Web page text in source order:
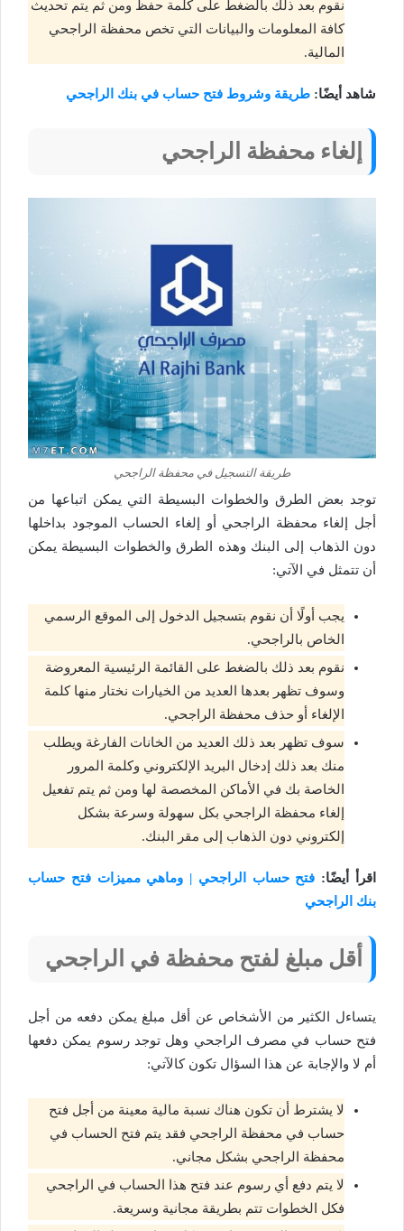
نقوم بعد ذلك بالضغط على كلمة حفظ ومن ثم يتم تحديث
كافة المعلومات والبيانات التي تخص محفظة الراجحي
المالية.
شاهد أيضًا: طريقة وشروط فتح حساب في بنك الراجحي
إلغاء محفظة الراجحي
طريقة التسجيل في محفظة الراجحي
توجد بعض الطرق والخطوات البسيطة التي يمكن اتباعها من
أجل إلغاء محفظة الراجحي أو إلغاء الحساب الموجود بداخلها
دون الذهاب إلى البنك وهذه الطرق والخطوات البسيطة يمكن
أن تتمثل في الآتي:
يجب أولًا أن نقوم بتسجيل الدخول إلى الموقع الرسمي
الخاص بالراجحي.
نقوم بعد ذلك بالضغط على القائمة الرئيسية المعروضة
وسوف تظهر بعدها العديد من الخيارات نختار منها كلمة
الإلغاء أو حذف محفظة الراجحي.
سوف تظهر بعد ذلك العديد من الخانات الفارغة ويطلب
منك بعد ذلك إدخال البريد الإلكتروني وكلمة المرور
الخاصة بك في الأماكن المخصصة لها ومن ثم يتم تفعيل
إلغاء محفظة الراجحي بكل سهولة وسرعة بشكل
إلكتروني دون الذهاب إلى مقر البنك.
اقرأ أيضًا: فتح حساب الراجحي | وماهي مميزات فتح حساب
بنك الراجحي
أقل مبلغ لفتح محفظة في الراجحي
يتساءل الكثير من الأشخاص عن أقل مبلغ يمكن دفعه من أجل
فتح حساب في مصرف الراجحي وهل توجد رسوم يمكن دفعها
أم لا والإجابة عن هذا السؤال تكون كالآتي:
لا يشترط أن تكون هناك نسبة مالية معينة من أجل فتح
حساب في محفظة الراجحي فقد يتم فتح الحساب في
محفظة الراجحي بشكل مجاني.
لا يتم دفع أي رسوم عند فتح هذا الحساب في الراجحي
فكل الخطوات تتم بطريقة مجانية وسريعة.